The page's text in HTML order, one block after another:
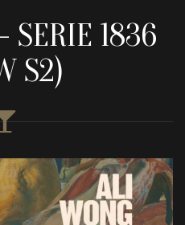
SERIE 1836
S2)